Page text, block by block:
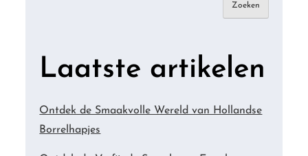
Zoeken
Laatste artikelen
Ontdek de Smaakvolle Wereld van Hollandse
Borrelhapjes